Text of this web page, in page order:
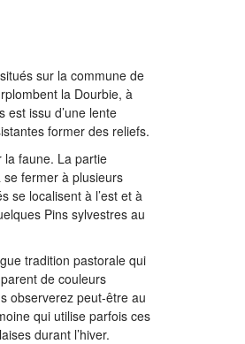
sur la commune de
la Dourbie, à
est issu d’une lente
former des reliefs.
la faune. La partie
fermer à plusieurs
se localisent à l’est et à
Pins sylvestres au
tradition pastorale qui
de couleurs
observerez peut-être au
qui utilise parfois ces
durant l’hiver.